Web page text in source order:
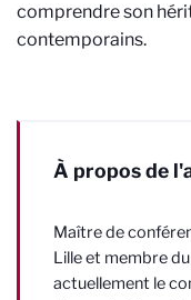
comprendre son
contemporains.
À propos de
Maître de
Lille et membre du
actuellement le